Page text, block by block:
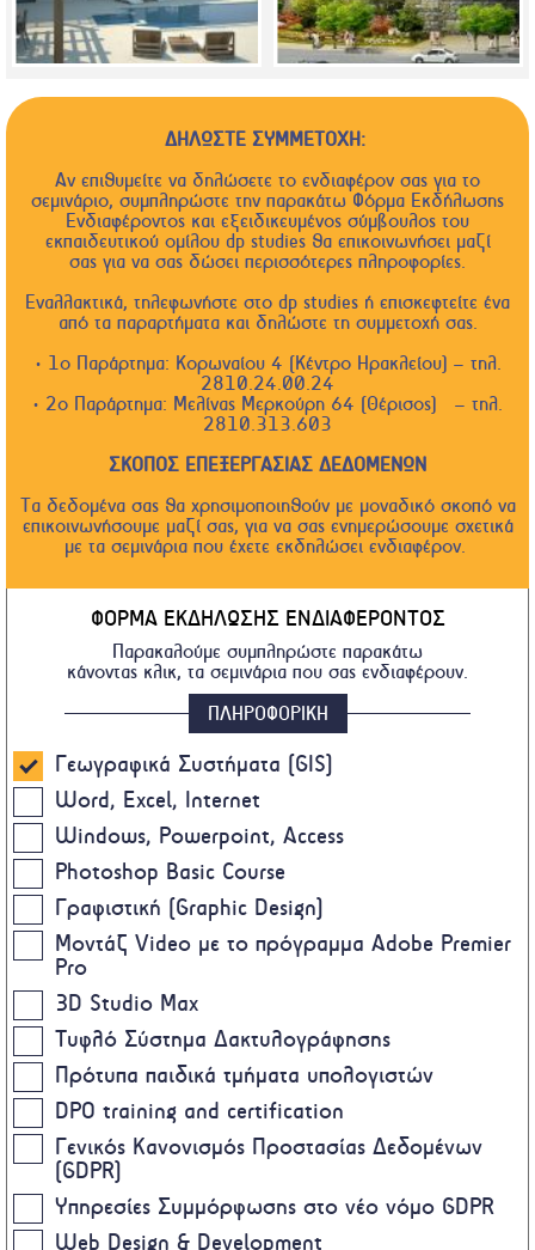
ΔΗΛΩΣΤΕ ΣΥΜΜΕΤΟΧΗ:
Αν επιθυμείτε να δηλώσετε το ενδιαφέρον σας για το
σεμινάριο, συμπληρώστε την παρακάτω Φόρμα Εκδήλωσης
Ενδιαφέροντος και εξειδικευμένος σύμβουλος του
εκπαιδευτικού ομίλου dp studies θα επικοινωνήσει μαζί
σας για να σας δώσει περισσότερες πληροφορίες.
Εναλλακτικά, τηλεφωνήστε στο dp studies ή επισκεφτείτε ένα
από τα παραρτήματα και δηλώστε τη συμμετοχή σας.
• 1ο Παράρτημα: Κορωναίου 4 (Κέντρο Ηρακλείου) – τηλ.
2810.24.00.24
• 2ο Παράρτημα: Μελίνας Μερκούρη 64 (Θέρισος) – τηλ.
2810.313.603
ΣΚΟΠΟΣ ΕΠΕΞΕΡΓΑΣΙΑΣ ΔΕΔΟΜΕΝΩΝ
Τα δεδομένα σας θα χρησιμοποιηθούν με μοναδικό σκοπό να
επικοινωνήσουμε μαζί σας, για να σας ενημερώσουμε σχετικά
με τα σεμινάρια που έχετε εκδηλώσει ενδιαφέρον.
ΦΟΡΜΑ ΕΚΔΗΛΩΣΗΣ ΕΝΔΙΑΦΕΡΟΝΤΟΣ
Παρακαλούμε συμπληρώστε παρακάτω
κάνοντας κλικ, τα σεμινάρια που σας ενδιαφέρουν.
ΠΛΗΡΟΦΟΡΙΚΗ
Γεωγραφικά Συστήματα (GIS)
Word, Excel, Internet
Windows, Powerpoint, Access
Photoshop Basic Course
Γραφιστική (Graphic Design)
Μοντάζ Video με το πρόγραμμα Adobe Premier
Pro
3D Studio Max
Τυφλό Σύστημα Δακτυλογράφησης
Πρότυπα παιδικά τμήματα υπολογιστών
DPO training and certification
Γενικός Κανονισμός Προστασίας Δεδομένων
(GDPR)
Υπηρεσίες Συμμόρφωσης στο νέο νόμο GDPR
Web Design & Development